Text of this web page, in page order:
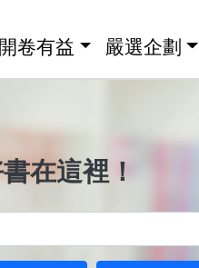
卷有益 嚴選企劃
在這裡！